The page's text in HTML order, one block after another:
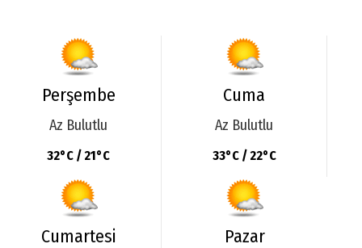
Arşivi
Günün
Haberleri
Galeri
Etkinlikler
Perşembe
Az Bulutlu
32°C / 21°C
Cuma
Az Bulutlu
33°C / 22°C
Cumartesi Pazar